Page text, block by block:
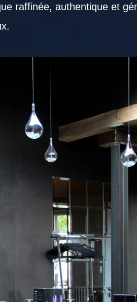
raffinée, authentique et
point de départ pour bien manger. Un
d’un Restaurant Val de Marne influence directement le
et équilibrés. La fraîcheur des produits reste
l’expérience dans un Restaurant Val de Marne.
Restaurant Val de Marne adapté au déjeuner facilite
le plaisir de sortir. Un Restaurant Val de Marne soigné
un rôle important dans le choix d’un Restaurant Val
La régularité des prestations valorise fortement
Restaurant Val de Marne. Le style d’un Restaurant
dans un Restaurant Val de Marne permet de gagner
d’un Restaurant Val de Marne peut transformer
pour un Restaurant Val de Marne. Un Restaurant Val de
Val de Marne demande de regarder l’ensemble de
auprès des amateurs de cuisine. La singularité
de Marne gagne en standing grâce à une équipe
Les entrées d’un Restaurant Val de Marne peuvent
la qualité de ses plats principaux. Un dessert réussi
noté attire souvent une clientèle curieuse et fidèle.
Val de Marne s’adapte aussi bien aux repas
Restaurant Val de Marne. Un coin terrasse peut
repas dans un Restaurant Val de Marne. Le
Val de Marne peut plaire grâce à une cuisine
à une approche culinaire délicate. Un Restaurant Val
présenté en ligne attire plus facilement l’attention.
Restaurant Val de Marne est souvent celui qui
culinaires très variées. Le niveau de confort intérieur
Restaurant Val de Marne. Un Restaurant Val de
Val de Marne particulièrement mémorable. Un
Val de Marne selon les moments de la journée
Un Restaurant Val de Marne peut miser sur le
sa décoration. Un Restaurant Val de Marne bien
à la réussite d’un Restaurant Val de Marne.
Restaurant Val de Marne sérieux anticipe la
la confiance du public. Un Restaurant Val de Marne
de Marne adapté rend le repas plus fluide et plus
Un Restaurant Val de Marne de qualité se